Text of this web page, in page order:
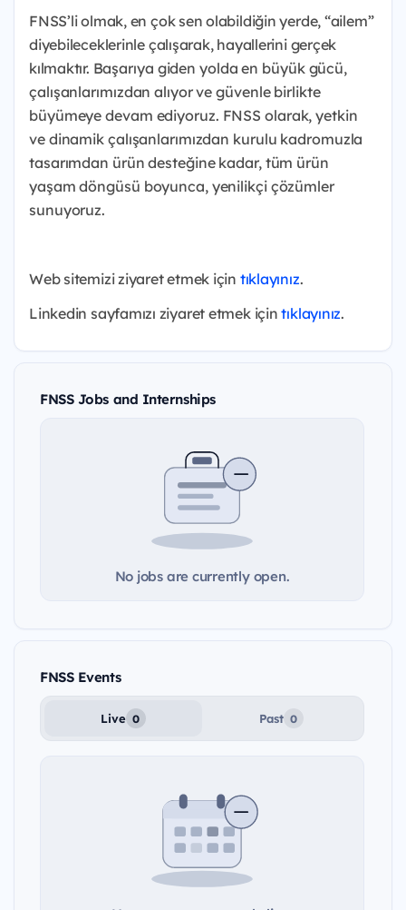
FNSS’li olmak, en çok sen olabildiğin yerde, “ailem”
diyebileceklerinle çalışarak, hayallerini gerçek
kılmaktır. Başarıya giden yolda en büyük gücü,
çalışanlarımızdan alıyor ve güvenle birlikte
büyümeye devam ediyoruz. FNSS olarak, yetkin
ve dinamik çalışanlarımızdan kurulu kadromuzla
tasarımdan ürün desteğine kadar, tüm ürün
yaşam döngüsü boyunca, yenilikçi çözümler
sunuyoruz.
Web sitemizi ziyaret etmek için tıklayınız.
Linkedin sayfamızı ziyaret etmek içintıklayınız.
FNSS Jobs and Internships
No jobs are currently open.
FNSS Events
Live 0 Past 0